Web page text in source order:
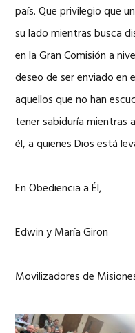
país. Que privilegio que
su lado mientras busca
en la Gran Comisión a
deseo de ser enviado en
aquellos que no han
tener sabiduría mientras
él, a quienes Dios está
En Obediencia a Él,
Edwin y María Giron
Movilizadores de